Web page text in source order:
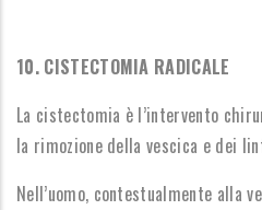
10. CISTECTOMIA RADICALE
La cistectomia è l’intervento
la rimozione della vescica e dei
Nell’uomo, contestualmente alla